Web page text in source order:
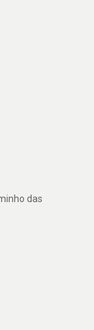
das